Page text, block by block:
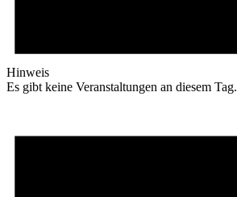
Hinweis
Es gibt keine Veranstaltungen an diesem Tag.